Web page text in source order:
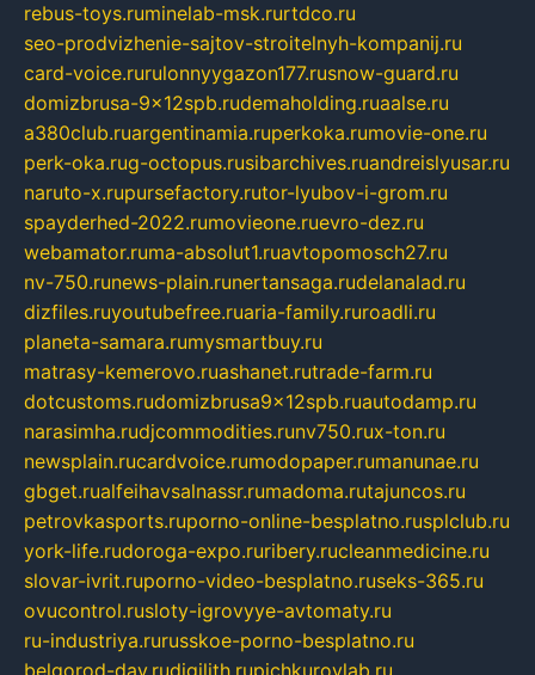
rebus-toys.ruminelab-msk.rurtdco.ru
seo-prodvizhenie-sajtov-stroitelnyh-kompanij.ru
card-voice.rurulonnyygazon177.rusnow-guard.ru
domizbrusa-9x12spb.rudemaholding.ruaalse.ru
a380club.ruargentinamia.ruperkoka.rumovie-one.ru
perk-oka.rug-octopus.rusibarchives.ruandreislyusar.ru
naruto-x.rupursefactory.rutor-lyubov-i-grom.ru
spayderhed-2022.rumovieone.ruevro-dez.ru
webamator.ruma-absolut1.ruavtopomosch27.ru
nv-750.runews-plain.runertansaga.rudelanalad.ru
dizfiles.ruyoutubefree.ruaria-family.ruroadli.ru
planeta-samara.rumysmartbuy.ru
matrasy-kemerovo.ruashanet.rutrade-farm.ru
dotcustoms.rudomizbrusa9x12spb.ruautodamp.ru
narasimha.rudjcommodities.runv750.rux-ton.ru
newsplain.rucardvoice.rumodopaper.rumanunae.ru
gbget.rualfeihavsalnassr.rumadoma.rutajuncos.ru
petrovkasports.ruporno-online-besplatno.rusplclub.ru
york-life.rudoroga-expo.ruribery.rucleanmedicine.ru
slovar-ivrit.ruporno-video-besplatno.ruseks-365.ru
ovucontrol.rusloty-igrovyye-avtomaty.ru
ru-industriya.rurusskoe-porno-besplatno.ru